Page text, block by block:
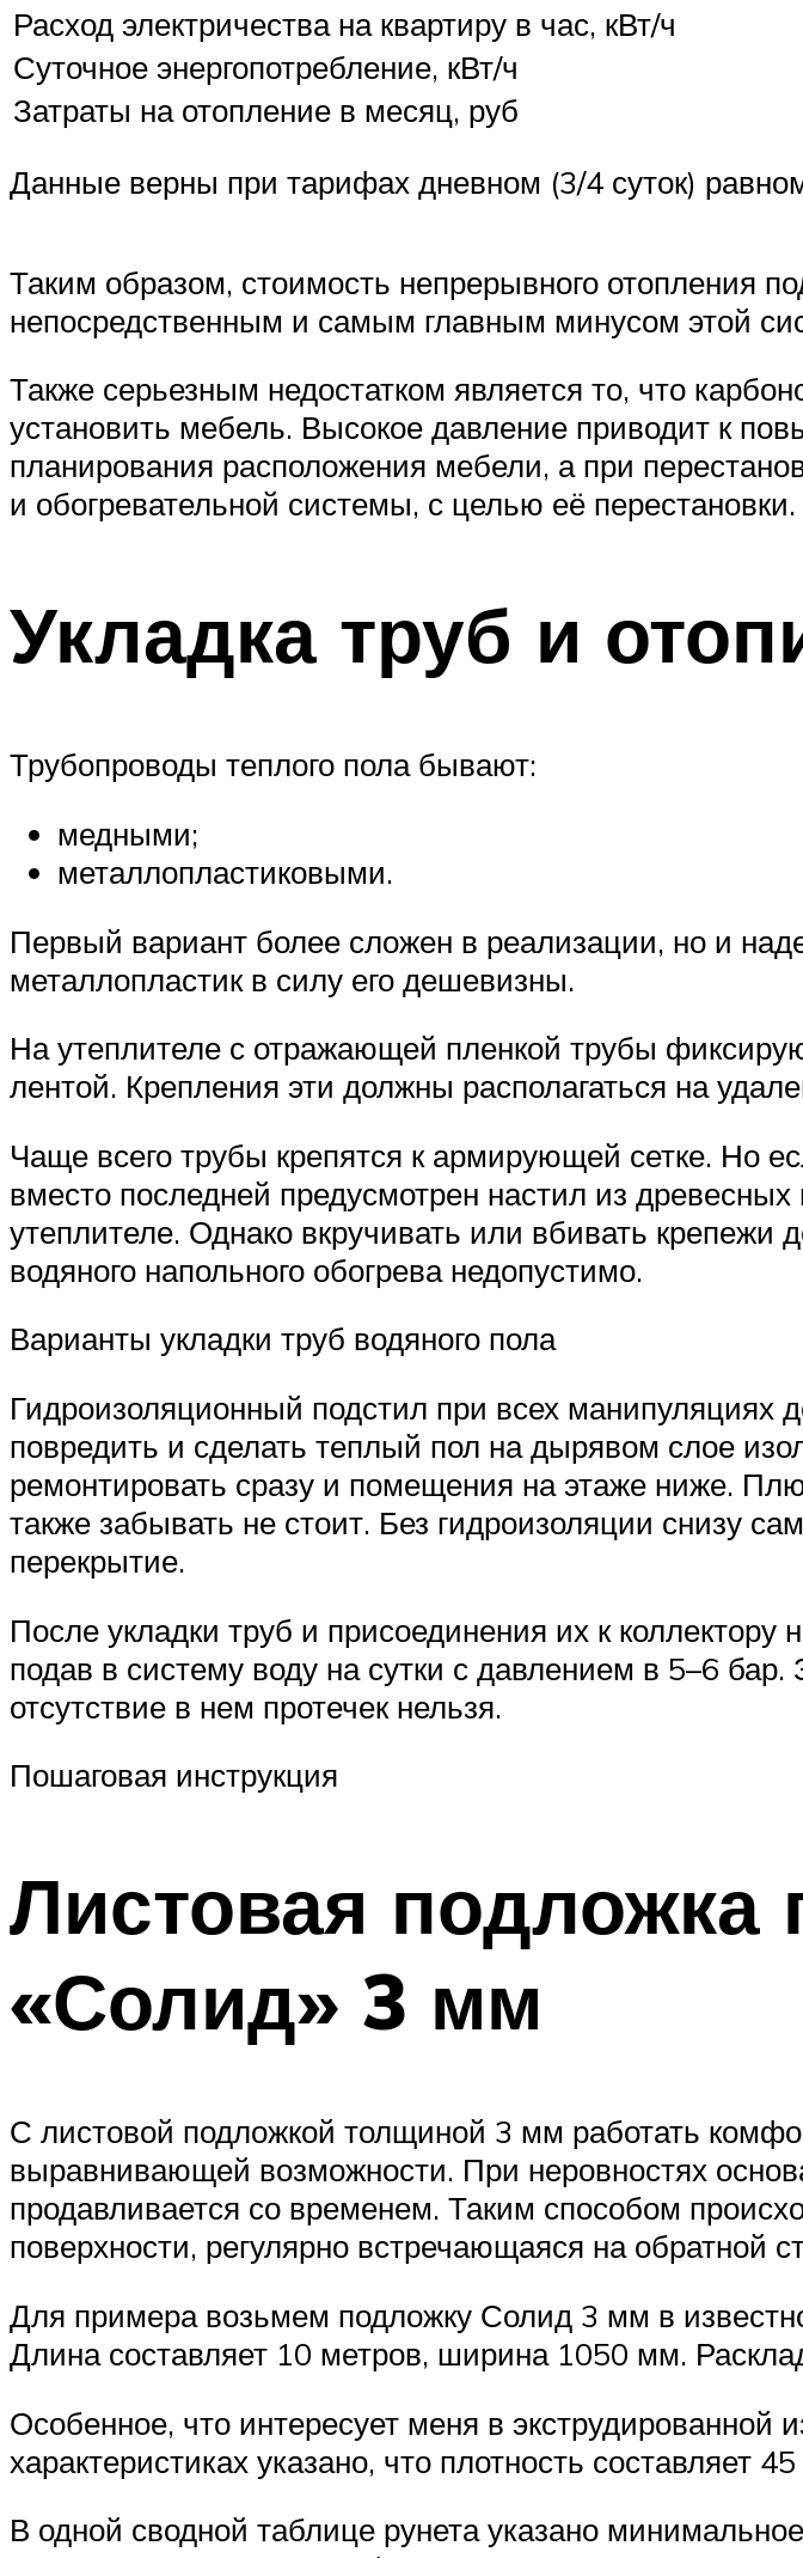
Расход электричества на квартиру в час, кВт/ч
Суточное энергопотребление, кВт/ч
Затраты на отопление в месяц, руб
Данные верны при тарифах дневном (3/4 суток)
Таким образом, стоимость непрерывного отопления
непосредственным и самым главным минусом этой
Также серьезным недостатком является то, что
установить мебель. Высокое давление приводит к
планирования расположения мебели, а при
и обогревательной системы, с целью её перестановки.
Укладка труб и
Трубопроводы теплого пола бывают:
медными;
металлопластиковыми.
Первый вариант более сложен в реализации, но и
металлопластик в силу его дешевизны.
На утеплителе с отражающей пленкой трубы
лентой. Крепления эти должны располагаться на
Чаще всего трубы крепятся к армирующей сетке. Но
вместо последней предусмотрен настил из
утеплителе. Однако вкручивать или вбивать
водяного напольного обогрева недопустимо.
Варианты укладки труб водяного пола
Гидроизоляционный подстил при всех
повредить и сделать теплый пол на дырявом слое
ремонтировать сразу и помещения на этаже ниже.
также забывать не стоит. Без гидроизоляции снизу
перекрытие.
После укладки труб и присоединения их к
подав в систему воду на сутки с давлением в 5–6
отсутствие в нем протечек нельзя.
Пошаговая инструкция
Листовая подложка
«Солид» 3 мм
С листовой подложкой толщиной 3 мм работать
выравнивающей возможности. При неровностях
продавливается со временем. Таким способом
поверхности, регулярно встречающаяся на обратной
Для примера возьмем подложку Солид 3 мм в
Длина составляет 10 метров, ширина 1050 мм.
Особенное, что интересует меня в
характеристиках указано, что плотность составляет
В одной сводной таблице рунета указано